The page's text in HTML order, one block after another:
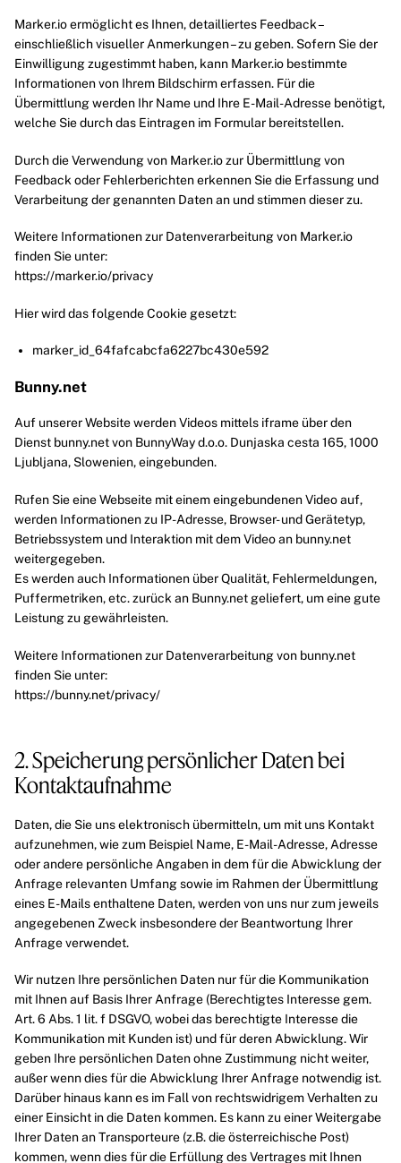
Marker.io ermöglicht es Ihnen, detailliertes Feedback –
einschließlich visueller Anmerkungen – zu geben. Sofern Sie der
Einwilligung zugestimmt haben, kann Marker.io bestimmte
Informationen von Ihrem Bildschirm erfassen. Für die
Übermittlung werden Ihr Name und Ihre E-Mail-Adresse benötigt,
welche Sie durch das Eintragen im Formular bereitstellen.
Durch die Verwendung von Marker.io zur Übermittlung von
Feedback oder Fehlerberichten erkennen Sie die Erfassung und
Verarbeitung der genannten Daten an und stimmen dieser zu.
Weitere Informationen zur Datenverarbeitung von Marker.io
finden Sie unter:
https://marker.io/privacy
Hier wird das folgende Cookie gesetzt:
marker_id_64fafcabcfa6227bc430e592
Bunny.net
Auf unserer Website werden Videos mittels iframe über den
Dienst bunny.net von BunnyWay d.o.o. Dunjaska cesta 165, 1000
Ljubljana, Slowenien, eingebunden.
Rufen Sie eine Webseite mit einem eingebundenen Video auf,
werden Informationen zu IP-Adresse, Browser- und Gerätetyp,
Betriebssystem und Interaktion mit dem Video an bunny.net
weitergegeben.
Es werden auch Informationen über Qualität, Fehlermeldungen,
Puffermetriken, etc. zurück an Bunny.net geliefert, um eine gute
Leistung zu gewährleisten.
Weitere Informationen zur Datenverarbeitung von bunny.net
finden Sie unter:
https://bunny.net/privacy/
2. Speicherung persönlicher Daten bei
Kontaktaufnahme
Daten, die Sie uns elektronisch übermitteln, um mit uns Kontakt
aufzunehmen, wie zum Beispiel Name, E-Mail-Adresse, Adresse
oder andere persönliche Angaben in dem für die Abwicklung der
Anfrage relevanten Umfang sowie im Rahmen der Übermittlung
eines E-Mails enthaltene Daten, werden von uns nur zum jeweils
angegebenen Zweck insbesondere der Beantwortung Ihrer
Anfrage verwendet.
Wir nutzen Ihre persönlichen Daten nur für die Kommunikation
mit Ihnen auf Basis Ihrer Anfrage (Berechtigtes Interesse gem.
Art. 6 Abs. 1 lit. f DSGVO, wobei das berechtigte Interesse die
Kommunikation mit Kunden ist) und für deren Abwicklung. Wir
geben Ihre persönlichen Daten ohne Zustimmung nicht weiter,
außer wenn dies für die Abwicklung Ihrer Anfrage notwendig ist.
Darüber hinaus kann es im Fall von rechtswidrigem Verhalten zu
einer Einsicht in die Daten kommen. Es kann zu einer Weitergabe
Ihrer Daten an Transporteure (z.B. die österreichische Post)
kommen, wenn dies für die Erfüllung des Vertrages mit Ihnen